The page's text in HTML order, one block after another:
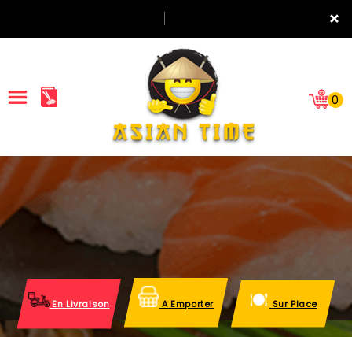
×
ACCUEIL
LA CARTE
VOS AVIS
MENTIONS LÉGALES
0
En Livraison A Emporter Sur Place